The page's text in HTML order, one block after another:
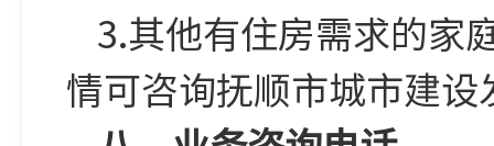
3.其他有住房需求的家
情可咨询抚顺市城市建